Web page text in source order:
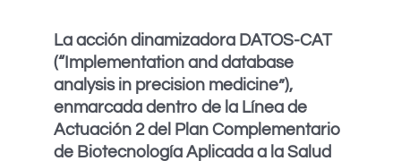
La acción dinamizadora DATOS-CAT
(“Implementation and database
analysis in precision medicine”),
enmarcada dentro de la Línea de
Actuación 2 del Plan Complementario
de Biotecnología Aplicada a la Salud